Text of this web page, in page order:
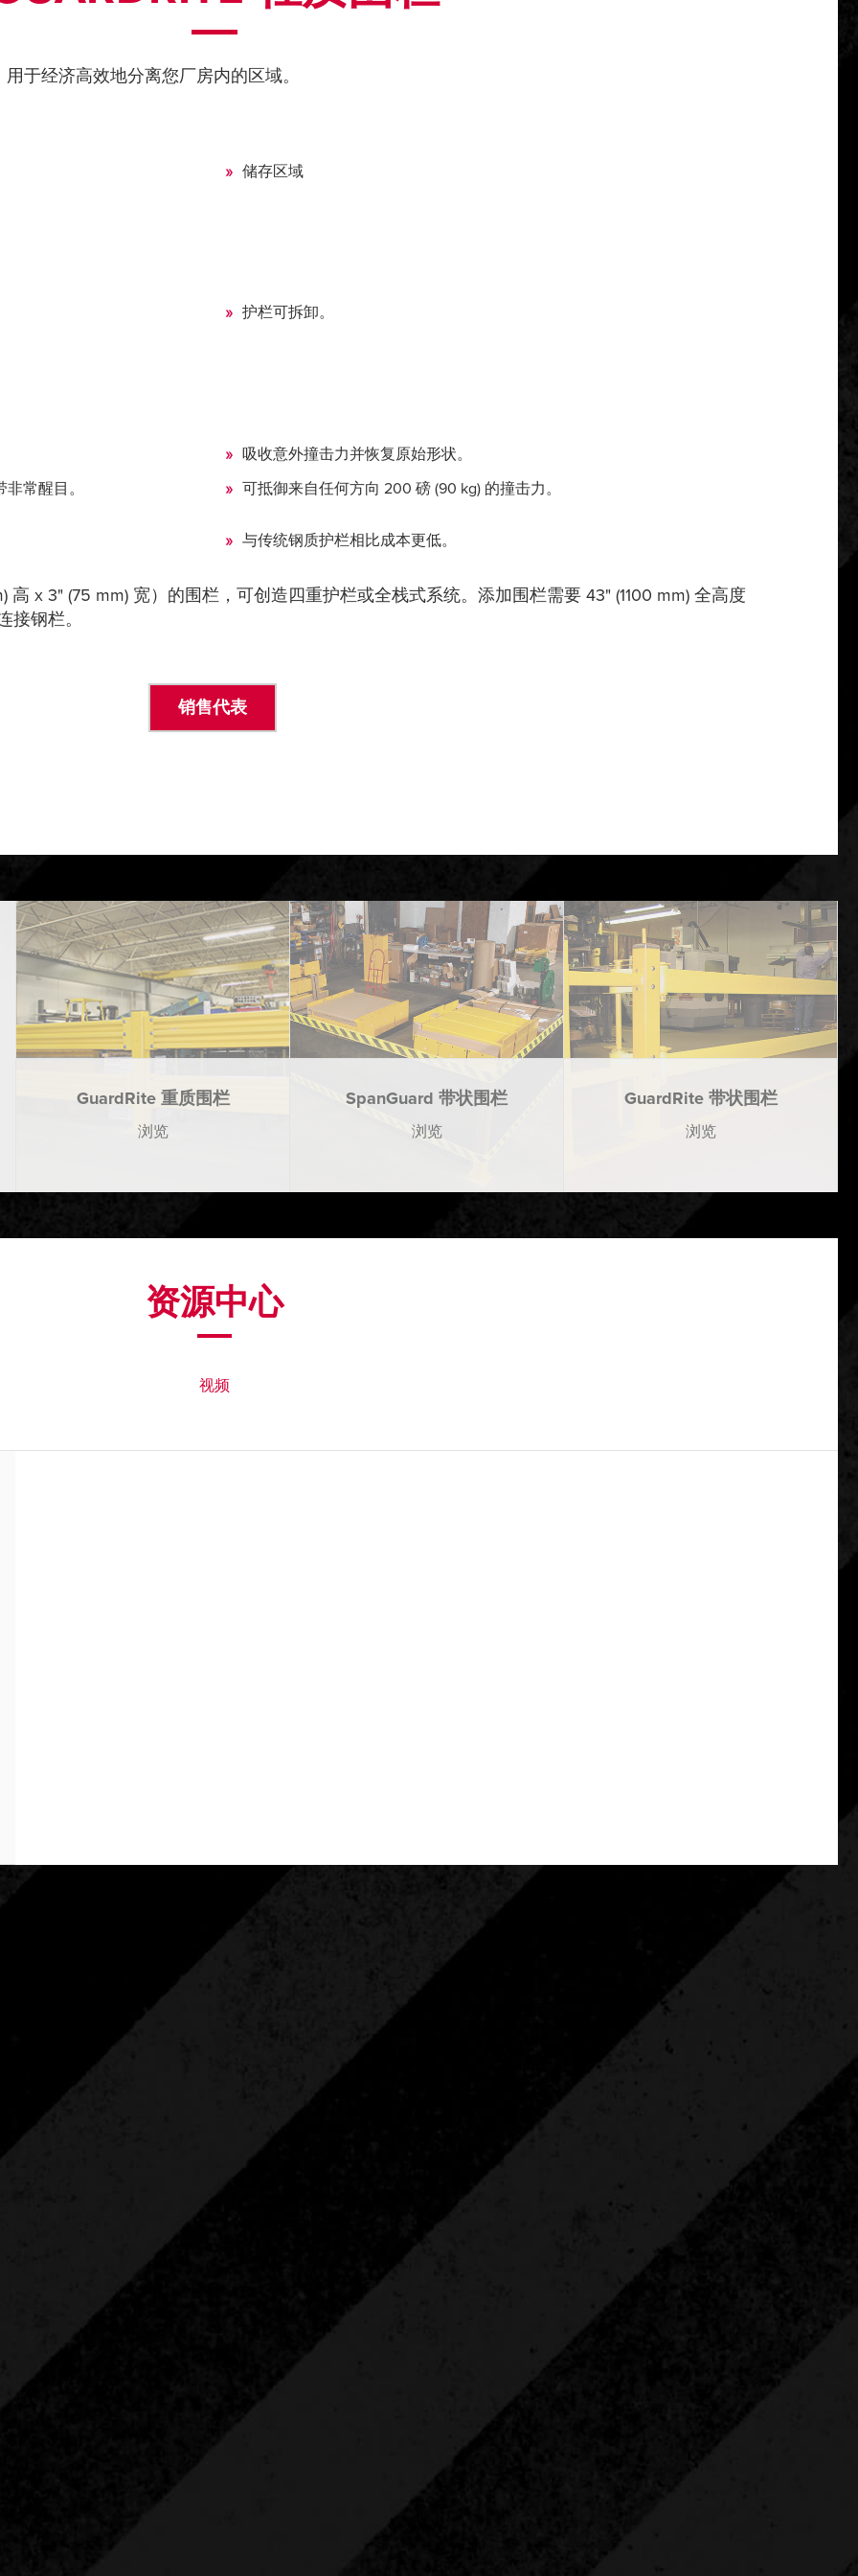
于经济高效地分离您厂房内的区域。
储存区域
护栏可拆卸。
常醒目。
吸收意外撞击力并恢复原始形状。
可抵御来自任何方向 200 磅 (90 kg) 的撞击力。
与传统钢质护栏相比成本更低。
x 3" (75 mm) 宽）的围栏，可创造四重护栏或全栈式系统。添加围栏需要 43" (1100 mm) 全高度
钢栏。
销售代表
GuardRite 重质围栏
浏览
SpanGuard 带状围栏
浏览
GuardRite 带状围栏
浏览
资源中心
视频